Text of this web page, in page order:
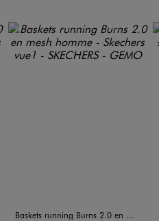
Baskets running Burns 2.0 en mesh homme - Skechers